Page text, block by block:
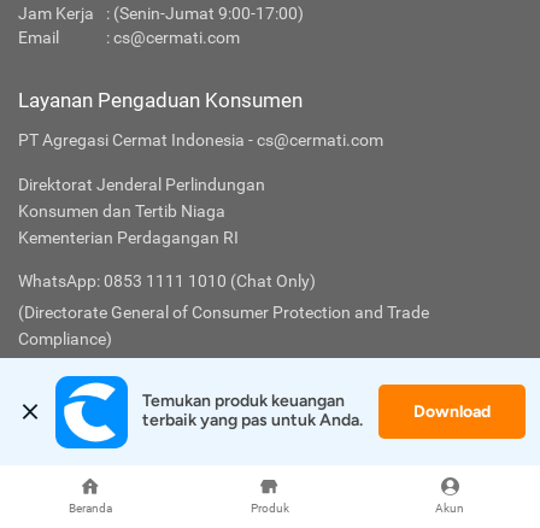
Beranda Produk Akun
Jam Kerja
: (Senin-Jumat 9:00-17:00)
Email
:cs@cermati.com
Layanan Pengaduan Konsumen
PT Agregasi Cermat Indonesia - cs@cermati.com
Direktorat Jenderal Perlindungan
Konsumen dan Tertib Niaga
Kementerian Perdagangan RI
WhatsApp: 0853 1111 1010 (Chat Only)
(Directorate General of Consumer Protection and Trade
Compliance)
Cermati
Tentang Kami
Lainnya
Temukan produk keuangan
terbaik yang pas untuk Anda.
Download